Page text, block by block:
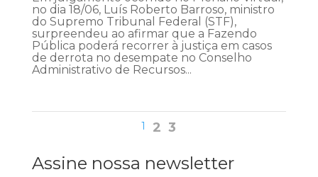
no dia 18/06, Luís Roberto Barroso, ministro
do Supremo Tribunal Federal (STF),
surpreendeu ao afirmar que a Fazendo
Pública poderá recorrer à justiça em casos
de derrota no desempate no Conselho
Administrativo de Recursos...
1 2 3
Assine nossa newsletter